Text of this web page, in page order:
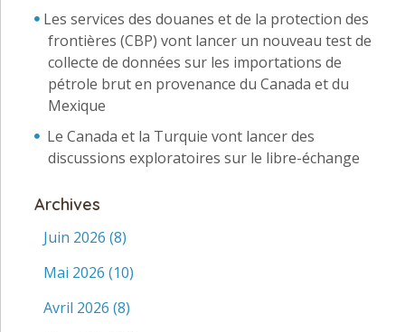
Les services des douanes et de la protection des
frontières (CBP) vont lancer un nouveau test de
collecte de données sur les importations de
pétrole brut en provenance du Canada et du
Mexique
Le Canada et la Turquie vont lancer des
discussions exploratoires sur le libre-échange
Archives
Juin 2026 (8)
Mai 2026 (10)
Avril 2026 (8)